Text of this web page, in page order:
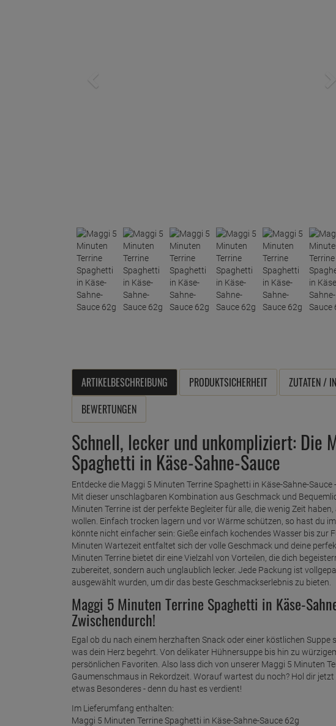
ARTIKELBESCHREIBUNG PRODUKTSICHERHEIT ZUTATEN /
BEWERTUNGEN
Schnell, lecker und unkompliziert: Die
Spaghetti in Käse-Sahne-Sauce
Entdecke die Maggi 5 Minuten Terrine Spaghetti in Käse-Sahne-
Mit dieser unschlagbaren Kombination aus Geschmack und
Minuten Terrine ist der perfekte Begleiter für alle, die wenig Zeit
wollen. Einfach trocken lagern und vor Wärme schützen, so hast du
könnte nicht einfacher sein: Gieße einfach kochendes Wasser bis zur
Minuten Wartezeit entfaltet sich der volle Geschmack und deine
Minuten Terrine bietet dir eine Vielzahl von Vorteilen, die dich
zubereitet, sondern auch unglaublich lecker. Jede Packung ist
ausgewählt wurden, um dir das beste Geschmackserlebnis zu bieten.
Maggi 5 Minuten Terrine Spaghetti in Käse-
Zwischendurch!
Egal ob du nach einem herzhaften Snack oder einer köstlichen
was dein Herz begehrt. Von delikater Hühnersuppe bis hin zu
persönlichen Favoriten. Also lass dich von unserer Maggi 5 Minuten
Gaumenschmaus in Rekordzeit. Worauf wartest du noch? Hol dir
etwas Besonderes - denn du hast es verdient!
Im Lieferumfang enthalten:
Maggi 5 Minuten Terrine Spaghetti in Käse-Sahne-Sauce 62g